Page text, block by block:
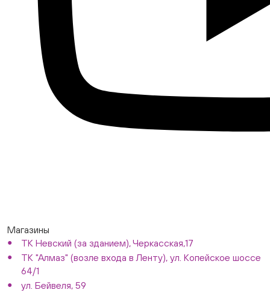
Магазины
ТК Невский (за зданием), Черкасская,17
ТК "Алмаз" (возле входа в Ленту), ул. Копейское шоссе
64/1
ул. Бейвеля, 59